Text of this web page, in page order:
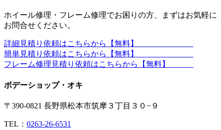
ホイール修理・フレーム修理でお困りの方、まずはお気軽に
お問合せください。
詳細見積り依頼はこちらから【無料】
簡単見積り依頼はこちらから【無料】
フレーム修理見積り依頼はこちらから【無料】
ボデーショップ・オキ
〒390-0821 長野県松本市筑摩３丁目３０−９
TEL： 0263-26-6531